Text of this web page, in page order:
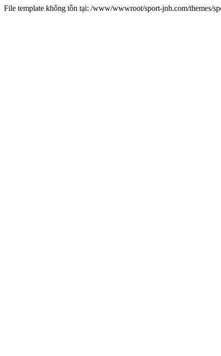
File template không tồn tại: /www/wwwroot/sport-jnh.com/themes/